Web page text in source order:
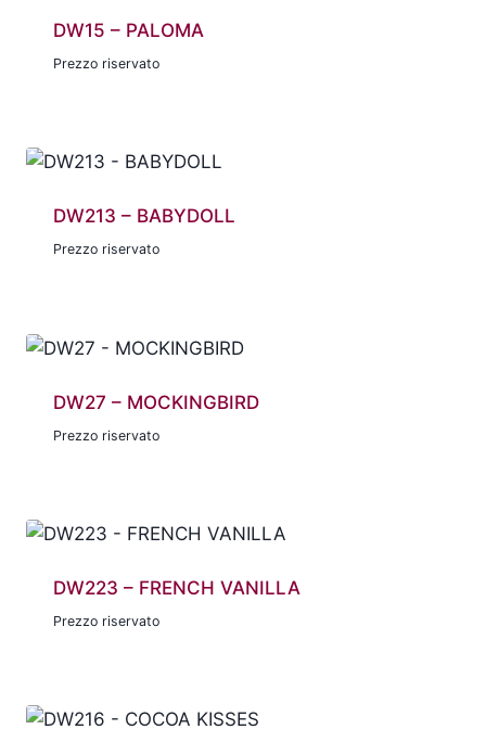
DW15 – PALOMA
Prezzo riservato
DW213 – BABYDOLL
Prezzo riservato
DW27 – MOCKINGBIRD
Prezzo riservato
DW223 – FRENCH VANILLA
Prezzo riservato